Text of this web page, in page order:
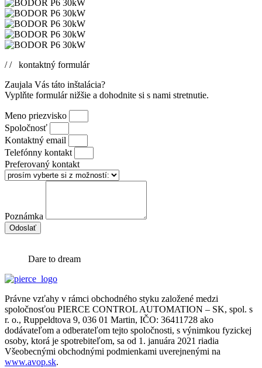
/ / kontaktný formulár
Zaujala Vás táto inštalácia?
Vyplňte formulár nižšie a dohodnite si s nami stretnutie.
Meno priezvisko
Spoločnosť
Kontaktný email
Telefónny kontakt
Preferovaný kontakt
Poznámka
Odoslať
Dare to dream
Právne vzťahy v rámci obchodného styku založené medzi
spoločnosťou PIERCE CONTROL AUTOMATION – SK, spol. s
r. o., Ruppeldtova 9, 036 01 Martin, IČO: 36411728 ako
dodávateľom a odberateľom tejto spoločnosti, s výnimkou fyzickej
osoby, ktorá je spotrebiteľom, sa od 1. januára 2021 riadia
Všeobecnými obchodnými podmienkami uverejnenými na
www.avop.sk.